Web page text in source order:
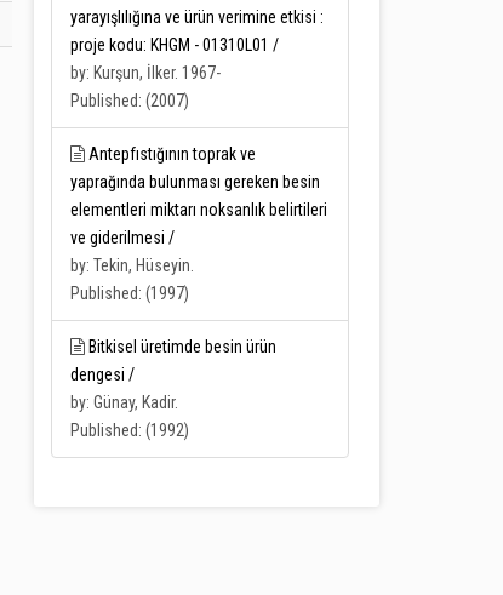
yarayışlılığına ve ürün verimine etkisi :
proje kodu: KHGM - 01310L01 /
by: Kurşun, İlker. 1967-
Published: (2007)
Antepfıstığının toprak ve
yaprağında bulunması gereken besin
elementleri miktarı noksanlık belirtileri
ve giderilmesi /
by: Tekin, Hüseyin.
Published: (1997)
Bitkisel üretimde besin ürün
dengesi /
by: Günay, Kadir.
Published: (1992)